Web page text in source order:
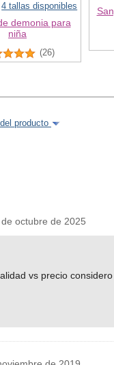
4 tallas disponibles
demonia para
niña
(26)
producto
octubre de 2025
vs precio